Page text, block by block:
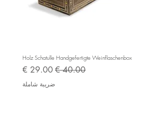
Holz Schatulle Handgefertigte Weinflaschenbox
سعر عاديسعر البيع
ضريبة شاملة